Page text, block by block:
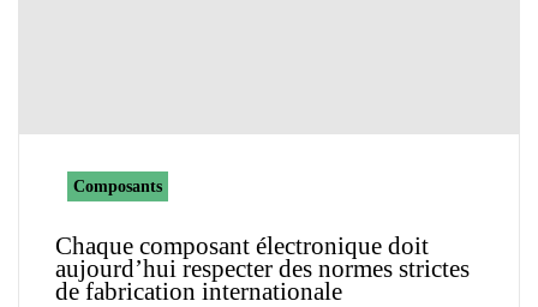
Composants
Chaque composant électronique doit
aujourd’hui respecter des normes strictes
de fabrication internationale